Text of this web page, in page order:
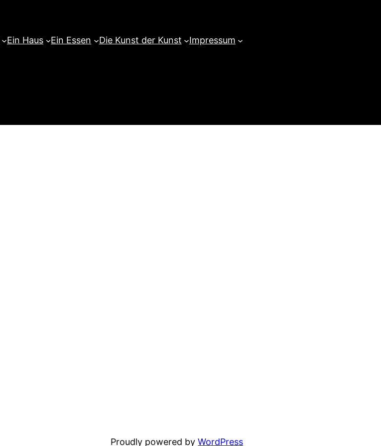
Ein Haus Ein Essen Die Kunst der Kunst Impressum
Proudly powered byWordPress